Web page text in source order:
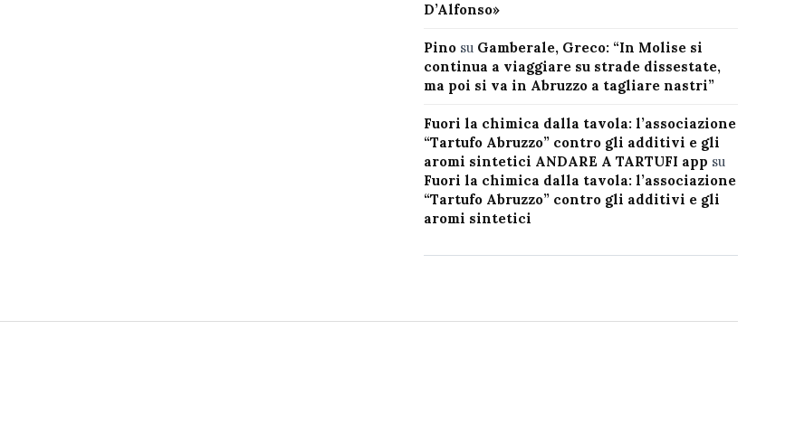
D’Alfonso»
Pinosu Gamberale, Greco: “In Molise si
continua a viaggiare su strade dissestate,
ma poi si va in Abruzzo a tagliare nastri”
Fuori la chimica dalla tavola: l’associazione
“Tartufo Abruzzo” contro gli additivi e gli
aromi sintetici ANDARE A TARTUFI app su
Fuori la chimica dalla tavola: l’associazione
“Tartufo Abruzzo” contro gli additivi e gli
aromi sintetici